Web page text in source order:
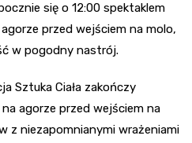
się o 12:00 spektaklem
przed wejściem na molo,
w pogodny nastrój.
Sztuka Ciała zakończy
agorze przed wejściem na
z niezapomnianymi wrażeniami